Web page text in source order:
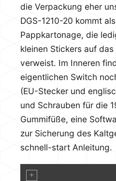
die Verpackung eher
DGS-1210-20 kommt
Pappkartonage, die
kleinen Stickers auf
verweist. Im Inneren
eigentlichen Switch
(EU-Stecker und
und Schrauben für die
Gummifüße, eine
zur Sicherung des
schnell-start Anleitung.